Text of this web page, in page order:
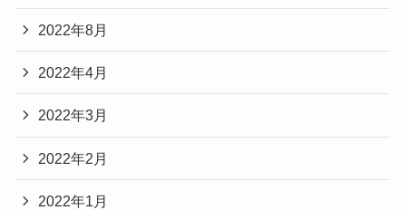
2022年8月
2022年4月
2022年3月
2022年2月
2022年1月